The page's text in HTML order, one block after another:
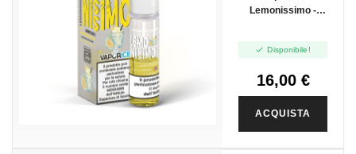
Lemonissimo -
 Disponibile!
16,00 €
ACQUISTA